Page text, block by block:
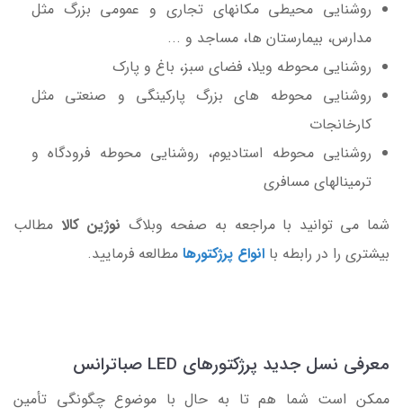
روشنایی محیطی مکانهای تجاری و عمومی بزرگ مثل
مدارس، بیمارستان ها، مساجد و ...
روشنایی محوطه ویلا، فضای سبز، باغ و پارک
روشنایی محوطه های بزرگ پارکینگی و صنعتی مثل
کارخانجات
روشنایی محوطه استادیوم، روشنایی محوطه فرودگاه و
ترمینالهای مسافری
شما می توانید با مراجعه به صفحه وبلاگ نوژین کالا مطالب
بیشتری را در رابطه با انواع پرژکتورها مطالعه فرمایید.
معرفی نسل جدید پرژکتورهای LED صباترانس
ممکن است شما هم تا به حال با موضوع چگونگی تأمین